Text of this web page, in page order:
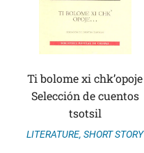
Ti bolome xi chk’opoje
Selección de cuentos
tsotsil
LITERATURE, SHORT STORY